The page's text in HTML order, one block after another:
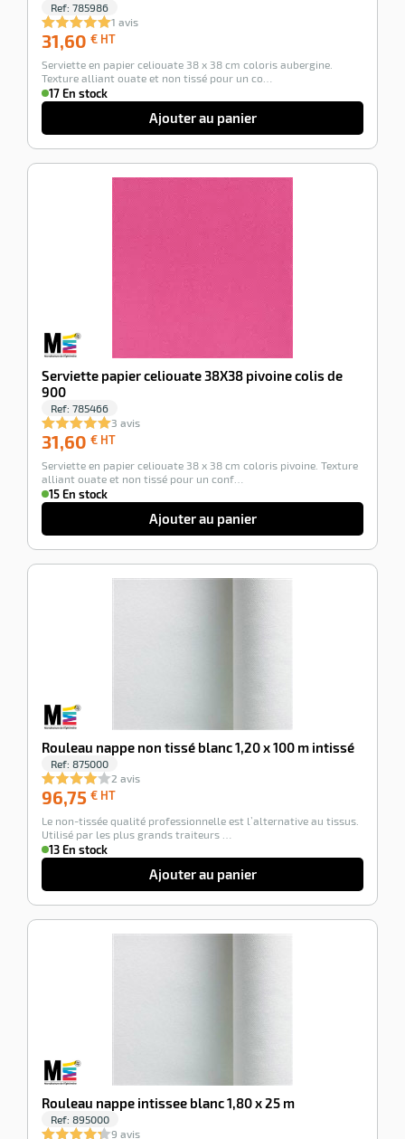
Ref: 785986
1 avis
31,60 € HT
HT
Serviette en papier celiouate 38 x 38 cm coloris aubergine.
Texture alliant ouate et non tissé pour un co…
17 En stock
Ajouter au panier
Serviette papier celiouate 38X38 pivoine colis de
900
Ref: 785466
3 avis
31,60 € HT
HT
Serviette en papier celiouate 38 x 38 cm coloris pivoine. Texture
alliant ouate et non tissé pour un conf…
15 En stock
Ajouter au panier
Rouleau nappe non tissé blanc 1,20 x 100 m intissé
Ref: 875000
2 avis
96,75 € HT
HT
Le non-tissée qualité professionnelle est l’alternative au tissus.
Utilisé par les plus grands traiteurs …
13 En stock
Ajouter au panier
Rouleau nappe intissee blanc 1,80 x 25 m
Ref: 895000
9 avis